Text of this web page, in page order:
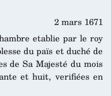
2 mars 1671
etablie par le roy
du païs et duché de
de Sa Majesté du mois
et huit, verifiées en